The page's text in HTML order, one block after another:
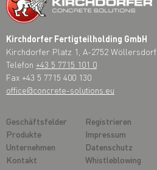
Kirchdorfer Fertigteilholding GmbH
Kirchdorfer Platz 1, A-2752 Wöllersdorf
Telefon +43 5 7715 101 0
Fax +43 5 7715 400 130
office@concrete-solutions.eu
Geschäftsfelder
Produkte
Unternehmen
Kontakt
Registrieren
Impressum
Datenschutz
Whistleblowing